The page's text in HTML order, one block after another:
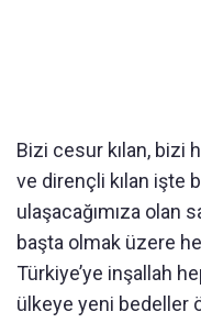
Bizi cesur kılan, bizi
ve dirençli kılan işte
ulaşacağımıza olan
başta olmak üzere
Türkiye’ye inşallah
ülkeye yeni bedeller